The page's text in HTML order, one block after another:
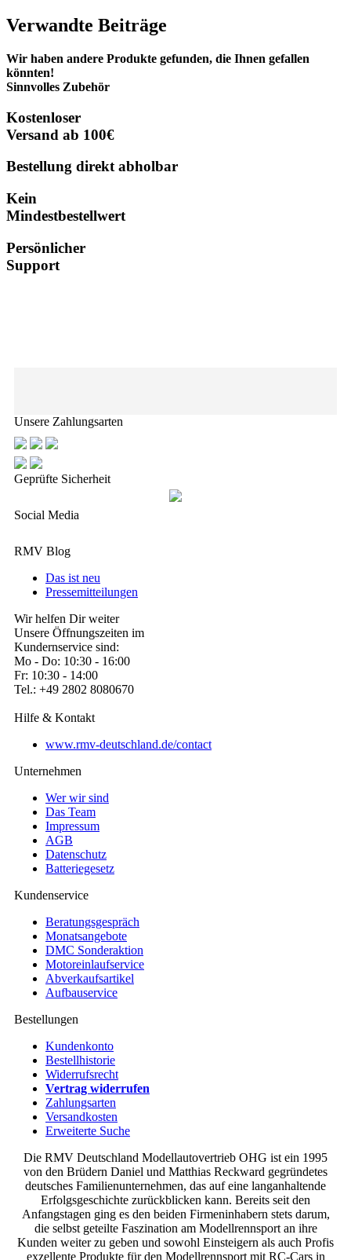
Verwandte Beiträge
Wir haben andere Produkte gefunden, die Ihnen gefallen
könnten!
Sinnvolles Zubehör
Kostenloser
Versand ab 100€
Bestellung direkt abholbar
Kein
Mindestbestellwert
Persönlicher
Support
Unsere Zahlungsarten
Geprüfte Sicherheit
Social Media
RMV Blog
Das ist neu
Pressemitteilungen
Wir helfen Dir weiter
Unsere Öffnungszeiten im
Kundernservice sind:
Mo - Do: 10:30 - 16:00
Fr: 10:30 - 14:00
Tel.: +49 2802 8080670
Hilfe & Kontakt
www.rmv-deutschland.de/contact
Unternehmen
Wer wir sind
Das Team
Impressum
AGB
Datenschutz
Batteriegesetz
Kundenservice
Beratungsgespräch
Monatsangebote
DMC Sonderaktion
Motoreinlaufservice
Abverkaufsartikel
Aufbauservice
Bestellungen
Kundenkonto
Bestellhistorie
Widerrufsrecht
Vertrag widerrufen
Zahlungsarten
Versandkosten
Erweiterte Suche
Die RMV Deutschland Modellautovertrieb OHG ist ein 1995
von den Brüdern Daniel und Matthias Reckward gegründetes
deutsches Familienunternehmen, das auf eine langanhaltende
Erfolgsgeschichte zurückblicken kann. Bereits seit den
Anfangstagen ging es den beiden Firmeninhabern stets darum,
die selbst geteilte Faszination am Modellrennsport an ihre
Kunden weiter zu geben und sowohl Einsteigern als auch Profis
exzellente Produkte für den Modellrennsport mit RC-Cars in